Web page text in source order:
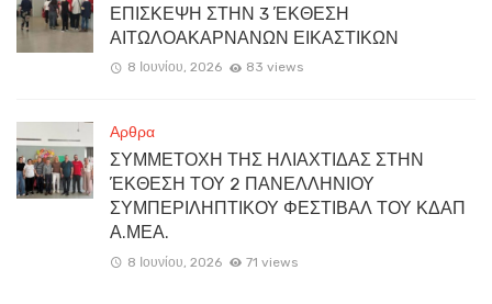
ΕΠΙΣΚΕΨΗ ΣΤΗΝ 3 ΈΚΘΕΣΗ
ΑΙΤΩΛΟΑΚΑΡΝΑΝΩΝ ΕΙΚΑΣΤΙΚΩΝ
8 Ιουνίου, 2026 83 views
Αρθρα
ΣΥΜΜΕΤΟΧΗ ΤΗΣ ΗΛΙΑΧΤΙΔΑΣ ΣΤΗΝ
ΈΚΘΕΣΗ ΤΟΥ 2 ΠΑΝΕΛΛΗΝΙΟΥ
ΣΥΜΠΕΡΙΛΗΠΤΙΚΟΥ ΦΕΣΤΙΒΑΛ ΤΟΥ ΚΔΑΠ
Α.ΜΕΑ.
8 Ιουνίου, 2026 71 views